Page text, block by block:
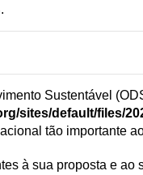
Sustentável
sites/default/files/
tão importante
à sua proposta e